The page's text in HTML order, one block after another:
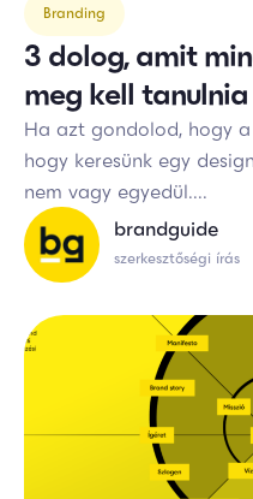
Branding
3 dolog, amit
meg kell
Ha azt gondolod, hogy
hogy keresünk egy
nem vagy egyedül....
brandguide
szerkesztőségi írás